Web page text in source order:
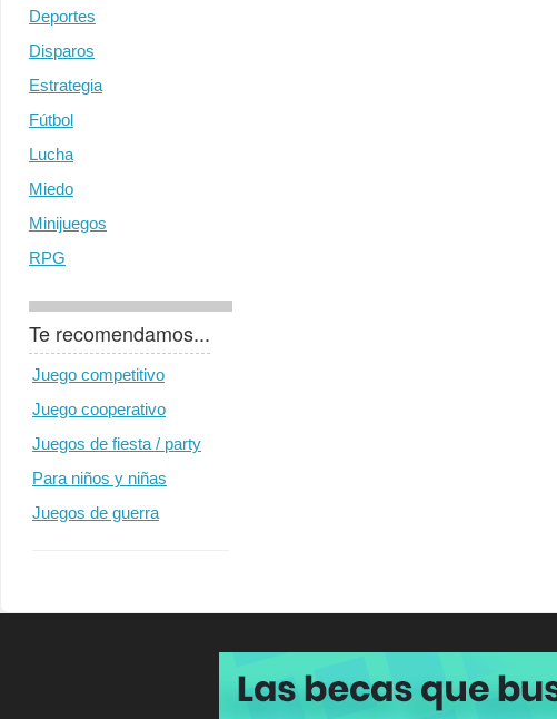
Deportes
Disparos
Estrategia
Fútbol
Lucha
Miedo
Minijuegos
RPG
Te recomendamos...
Juego competitivo
Juego cooperativo
Juegos de fiesta / party
Para niños y niñas
Juegos de guerra